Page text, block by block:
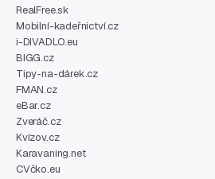
RealFree.sk
Mobilní-kadeřnictví.cz
i-DIVADLO.eu
BIGG.cz
Tipy-na-dárek.cz
FMAN.cz
eBar.cz
Zveráč.cz
Kvízov.cz
Karavaning.net
CVčko.eu